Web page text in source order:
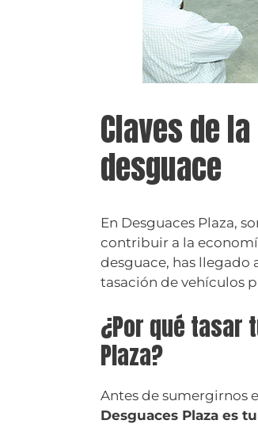
Claves de
desguace
En Desguaces Plaza,
contribuir a la
desguace, has llegado
tasación de vehículos
¿Por qué tasar
Plaza?
Antes de sumergirnos
Desguaces Plaza es